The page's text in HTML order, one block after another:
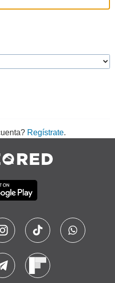
Regístrate.